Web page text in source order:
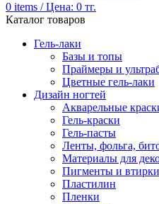
0 items / Цена: 0 тг.
Каталог товаров
Гель-лаки
Базы и топы
Праймеры и
Цветные гель-лаки
Дизайн ногтей
Акварельные
Гель-краски
Гель-пасты
Ленты, фольга,
Материалы для
Пигменты и втирки
Пластилин
Пленки